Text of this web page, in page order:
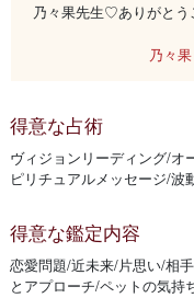
乃々果先生♡ありがと
乃々
得意な占術
ヴィジョンリーディング/オ
ピリチュアルメッセージ/波
得意な鑑定内容
恋愛問題/近未来/片思い/相
とアプローチ/ペットの気持